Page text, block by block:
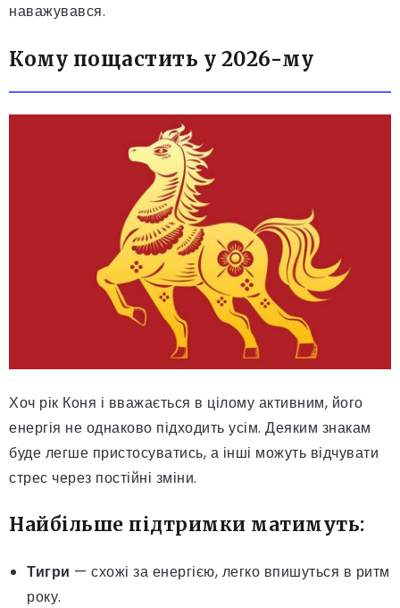
наважувався.
Кому пощастить у 2026-му
Хоч рік Коня і вважається в цілому активним, його
енергія не однаково підходить усім. Деяким знакам
буде легше пристосуватись, а інші можуть відчувати
стрес через постійні зміни.
Найбільше підтримки матимуть:
Тигри — схожі за енергією, легко впишуться в ритм
року.